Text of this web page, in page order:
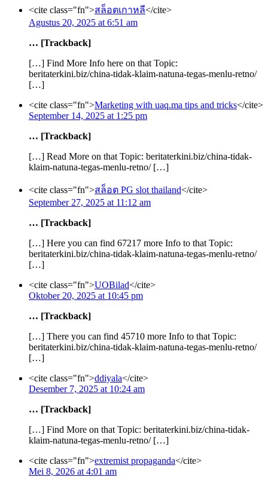
<cite class="fn">สล็อตเกาหลี</cite>
Agustus 20, 2025 at 6:51 am
… [Trackback]
[…] Find More Info here on that Topic:
beritaterkini.biz/china-tidak-klaim-natuna-tegas-menlu-retno/
[…]
<cite class="fn">Marketing with uaq.ma tips and tricks</cite>
September 14, 2025 at 1:25 pm
… [Trackback]
[…] Read More on that Topic: beritaterkini.biz/china-tidak-
klaim-natuna-tegas-menlu-retno/ […]
<cite class="fn">สล็อต PG slot thailand</cite>
September 27, 2025 at 11:12 am
… [Trackback]
[…] Here you can find 67217 more Info to that Topic:
beritaterkini.biz/china-tidak-klaim-natuna-tegas-menlu-retno/
[…]
<cite class="fn">UOBilad</cite>
Oktober 20, 2025 at 10:45 pm
… [Trackback]
[…] There you can find 45710 more Info to that Topic:
beritaterkini.biz/china-tidak-klaim-natuna-tegas-menlu-retno/
[…]
<cite class="fn">ddiyala</cite>
Desember 7, 2025 at 10:24 am
… [Trackback]
[…] Find More on that Topic: beritaterkini.biz/china-tidak-
klaim-natuna-tegas-menlu-retno/ […]
<cite class="fn">extremist propaganda</cite>
Mei 8, 2026 at 4:01 am